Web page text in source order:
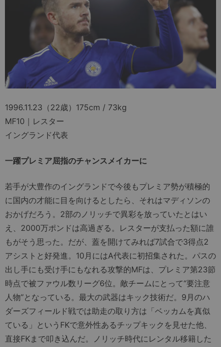
1996.11.23（22歳）175cm / 73kg
MF10｜レスター
イングランド代表
一躍プレミア屈指のチャンスメイカーに
若手が大豊作のイングランドで今後もプレミア勢が積極的
に国内の才能に目を向けるとしたら、それはマディソンの
おかげだろう。2部のノリッチで異彩を放っていたとはい
え、2000万ポンドは高過ぎる。レスターが支払った額に誰
もがそう思った。だが、蓋を開けてみれば7試合で3得点2
アシストと好発進。10月にはA代表に初招集された。パスの
出し手にも受け手にもなれる攻撃的MFは、プレミア第23節
時点で被ファウル数リーグ6位。敵チームにとって“要注意
人物”となっている。最大の武器はキック技術だ。9月のハ
ダーズフィールド戦では助走の取り方は「ベッカムを真似
ている」というFKで意外性あるチップキックを見せた他、
直接FKまで叩き込んだ。ノリッチ時代にレンタル移籍した